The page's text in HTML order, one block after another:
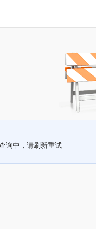
询中，请刷新重试